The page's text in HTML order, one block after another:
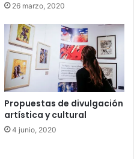
26 marzo, 2020
Propuestas de divulgación
artística y cultural
4 junio, 2020